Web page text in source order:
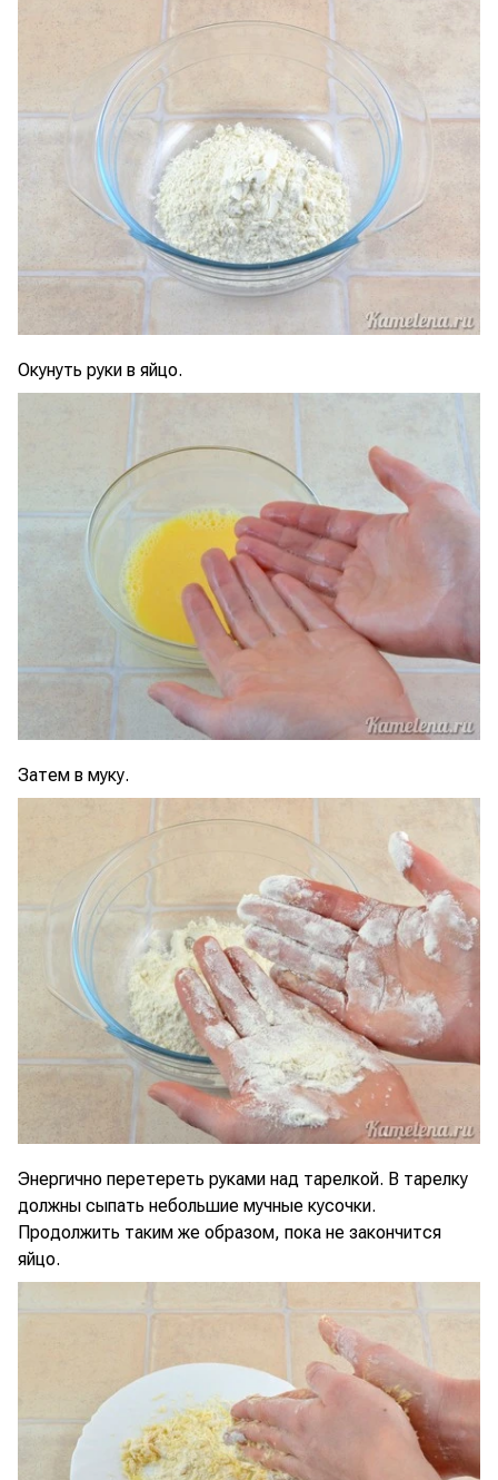
Окунуть руки в яйцо.
Затем в муку.
Энергично перетереть руками над тарелкой. В тарелку
должны сыпать небольшие мучные кусочки.
Продолжить таким же образом, пока не закончится
яйцо.